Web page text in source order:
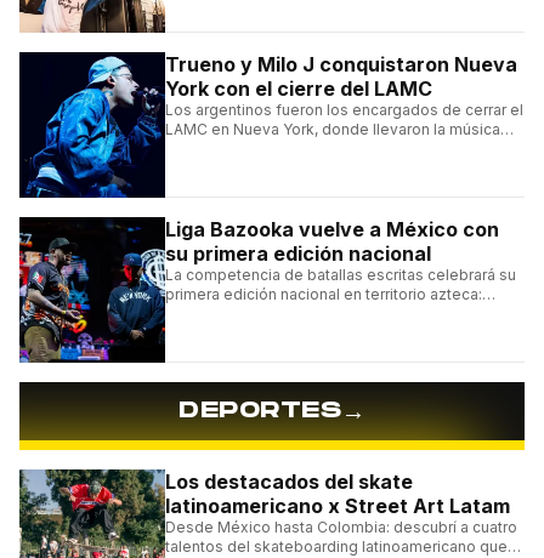
Trueno y Milo J conquistaron Nueva
York con el cierre del LAMC
Los argentinos fueron los encargados de cerrar el
LAMC en Nueva York, donde llevaron la música
Liga Bazooka vuelve a México con
su primera edición nacional
La competencia de batallas escritas celebrará su
primera edición nacional en territorio azteca:
DEPORTES→
Los destacados del skate
latinoamericano x Street Art Latam
Desde México hasta Colombia: descubrí a cuatro
talentos del skateboarding latinoamericano que